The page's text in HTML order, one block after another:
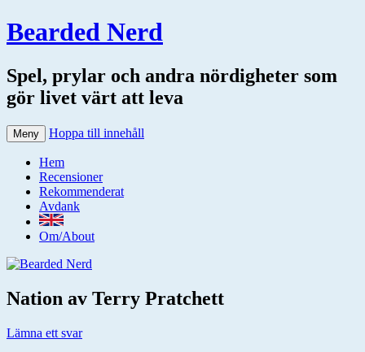
Bearded Nerd
Spel, prylar och andra nördigheter som
gör livet värt att leva
Meny Hoppa till innehåll
Hem
Recensioner
Rekommenderat
Avdank
Om/About
Nation av Terry Pratchett
Lämna ett svar